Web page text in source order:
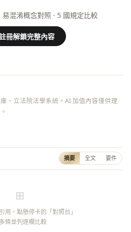
易混淆概念對照 · 5 國規定比較
冊解鎖完整內容
、立法院法學系統。AI 加值內容僅供理
摘要 全文 要件
⊞
用，點懸停卡的「對照台」
條並列逐欄比較